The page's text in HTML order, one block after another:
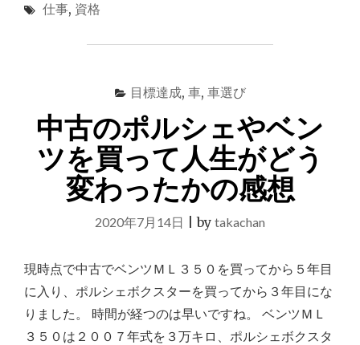
折
ま
い
な
こ
も
や
今
じ
ゃ
仕事, 資格
目標達成, 車, 車選び
中古のポルシェやベン
ツを買って人生がどう
変わったかの感想
2020年7月14日 |by takachan
現時点で中古でベンツＭＬ３５０を買ってから５年目
に入り、ポルシェボクスターを買ってから３年目にな
りました。 時間が経つのは早いですね。 ベンツＭＬ
３５０は２００７年式を３万キロ、ポルシェボクスタ